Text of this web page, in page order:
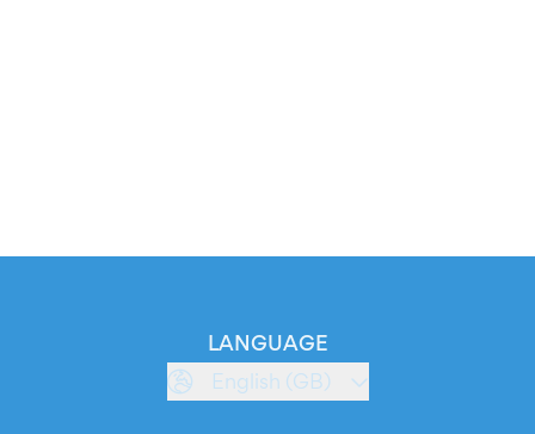
LANGUAGE
English (GB)